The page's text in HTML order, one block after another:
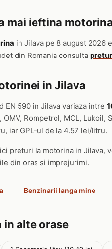
mai ieftina
in Jilava pe 8 august 2026
din Romania consulta
in Jilava
EN 590 in Jilava variaza intre
Rompetrol, MOL,
iar GPL-ul de la 4.57 lei/litru.
preturi la motorina in Jilava,
din oras si imprejurimi.
Benzinarii langa mine
in alte orase